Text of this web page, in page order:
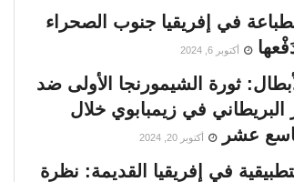
في إفريقيا جنوب الصحراء
أكتوبر 6, 2024
ثورة الشيمورنجا الأولى ضد
البريطاني في زيمبابوي خلال
عشر
أكتوبر 20, 2024
في إفريقيا القديمة: نظرة